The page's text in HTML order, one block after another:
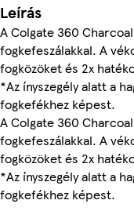
Leírás
A Colgate 360
fogkefeszálakkal. A
fogközöket és 2x
*Az ínyszegély alatt a
fogkefékhez képest.
A Colgate 360
fogkefeszálakkal. A
fogközöket és 2x
*Az ínyszegély alatt a
fogkefékhez képest.